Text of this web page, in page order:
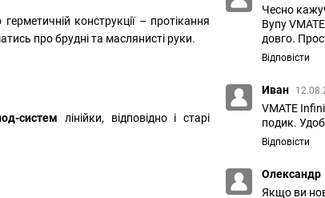
конструкції – протікання
про брудні та маслянисті руки.
систем лінійки, відповідно і старі
Чесно
Вупу
довго.
Відповісти
Иван
VMATE
подик.
Відповісти
Олександр
Якщо ви